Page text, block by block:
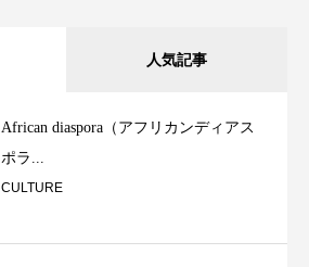
人気記事
African diaspora（アフリカンディアス
ポラ...
CULTURE